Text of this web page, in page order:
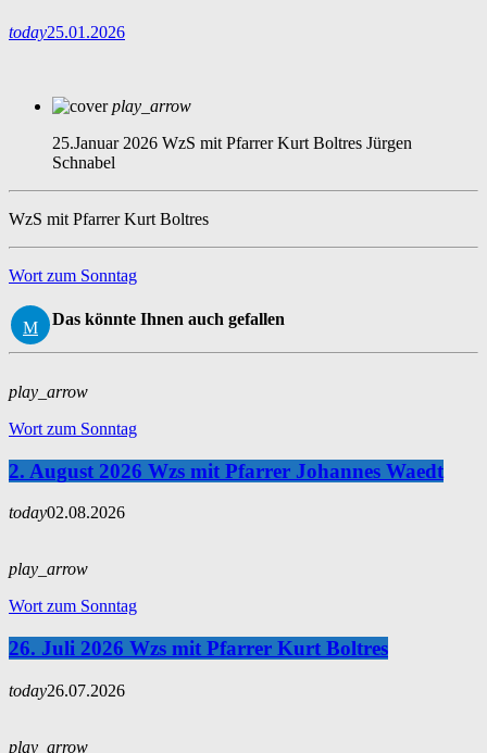
today25.01.2026
play_arrow
25.Januar 2026 WzS mit Pfarrer Kurt Boltres Jürgen
Schnabel
WzS mit Pfarrer Kurt Boltres
Wort zum Sonntag
Das könnte Ihnen auch gefallen
play_arrow
Wort zum Sonntag
2. August 2026 Wzs mit Pfarrer Johannes Waedt
today02.08.2026
play_arrow
Wort zum Sonntag
26. Juli 2026 Wzs mit Pfarrer Kurt Boltres
today26.07.2026
play_arrow